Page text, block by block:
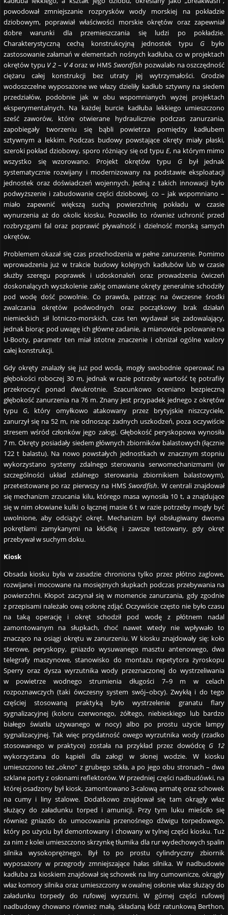
powodował zmniejszanie rozprysków wody morskiej na pokładzie
dziobowym, poprawiał właściwości morskie okrętów oraz zapewniał
dobre warunki dla przemieszczania się ludzi po pokładzie.
Charakterystyczną cechą konstrukcyjną jednostek typu Gbyło
zastosowanie załamań w elementach nośnych kadłuba, co w projektach
okrętów typu V 2 – V 4oraz w HMS Swordfish pozwalało na oszczędność
ciężaru całej konstrukcji bez utraty jej wytrzymałości. Grodzie
wodoszczelne wyposażone we włazy dzieliły kadłub sztywny na siedem
przedziałów, podobnie jak w obu wspomnianych wyżej projektach
eksperymentalnych. Na każdej burcie kadłuba lekkiego umieszczono
sześć zaworów, które otwierane hydraulicznie podczas zanurzania,
zapobiegały tworzeniu się bąbli powietrza pomiędzy kadłubem
sztywnym a lekkim. Podczas budowy powstające okręty miały płaski,
szeroki pokład dziobowy, sporo różniący się od typu E, na którym mimo
wszystko się wzorowano. Projekt okrętów typu Gbył jednak
systematycznie rozwijany i modernizowany na podstawie eksploatacji
jednostek oraz doświadczeń wojennych. Jedną z takich innowacji było
podwyższenie i zabudowanie części dziobowej, co – jak wspomniano –
miało zapewnić większą suchą powierzchnię pokładu w czasie
wynurzenia aż do okolic kiosku. Pozwoliło to również uchronić przed
rozbryzgami fal oraz poprawić pływalność i dzielność morską samych
okrętów.
Problemem okazał się czas przechodzenia w pełne zanurzenie. Pomimo
wprowadzenia już w trakcie budowy kolejnych kadłubów lub w czasie
służby szeregu poprawek i udoskonaleń oraz prowadzenia ćwiczeń
doskonalących wyszkolenie załóg omawiane okręty generalnie schodziły
pod wodę dość powolnie. Co prawda, patrząc na ówczesne środki
zwalczania okrętów podwodnych oraz początkowy brak działań
niemieckich sił lotniczo-morskich, czas ten wydawał się zadowalający,
jednak biorąc pod uwagę ich główne zadanie, a mianowicie polowanie na
U-Booty, parametr ten miał istotne znaczenie i obniżał ogólne walory
całej konstrukcji.
Gdy okręty znalazły się już pod wodą, mogły swobodnie operować na
głębokości roboczej 30 m, jednak w razie potrzeby wartość tę potrafiły
przekroczyć ponad dwukrotnie. Szacunkowo oceniano bezpieczną
głębokość zanurzenia na 76 m. Znany jest przypadek jednego z okrętów
typu G, który omyłkowo atakowany przez brytyjskie niszczyciele,
zanurzył się na 52 m, nie odnosząc żadnych uszkodzeń, poza oczywiście
stresem wśród członków jego załogi. Głębokość peryskopowa wynosiła
7 m. Okręty posiadały siedem głównych zbiorników balastowych (łącznie
122 t balastu). Na nowo powstałych jednostkach w znacznym stopniu
wykorzystano systemy zdalnego sterowania serwomechanizmami (w
szczególności układ zdalnego sterowania zbiornikiem balastowym),
przetestowane po raz pierwszy na HMSSwordfish. W centrali znajdował
się mechanizm zrzucania kilu, którego masa wynosiła 10 t, a znajdujące
się w nim ołowiane kulki o łącznej masie 6 t w razie potrzeby mogły być
uwolnione, aby odciążyć okręt. Mechanizm był obsługiwany dwoma
pokrętłami zamykanymi na kłódkę i zawsze testowany, gdy okręt
przebywał w suchym doku.
Kiosk
Obsada kiosku była w zasadzie chroniona tylko przez płótno żaglowe,
rozwijane i mocowane na mosiężnych słupkach podczas przebywania na
powierzchni. Kłopot zaczynał się w momencie zanurzania, gdy zgodnie
z przepisami należało ową osłonę zdjąć. Oczywiście często nie było czasu
na taką operację i okręt schodził pod wodę z płótnem nadal
zamontowanym na słupkach, choć nawet wtedy nie wpływało to
znacząco na osiągi okrętu w zanurzeniu. W kiosku znajdowały się: koło
sterowe, peryskopy, gniazdo wysuwanego masztu antenowego, dwa
telegrafy maszynowe, stanowisko do montażu repetytora żyroskopu
Sperry oraz dysza wyrzutnika wody przeznaczonej do wystrzeliwania
w powietrze wodnego strumienia długości 7–9 m w celach
rozpoznawczych (taki ówczesny system swój–obcy). Zwykłą i do tego
częściej stosowaną praktyką było wystrzelenie granatu flary
sygnalizacyjnej (koloru czerwonego, żółtego, niebieskiego lub bardzo
białego światła używanego w nocy) albo po prostu użycie lampy
sygnalizacyjnej. Tak więc przydatność owego wyrzutnika wody (rzadko
stosowanego w praktyce) została na przykład przez dowódcę G 12
wykorzystana do kąpieli dla załogi w słonej wodzie. W kiosku
umieszczono też „okno” z grubego szkła, a po jego obu stronach – dwa
szklane porty z osłonami reflektorów. W przedniej części nadbudówki, na
której osadzony był kiosk, zamontowano 3-calową armatę oraz schowek
na cumy i liny stalowe. Dodatkowo znajdował się tam okrągły właz
służący do załadunku torped i amunicji. Przy tym luku mieściło się
również gniazdo do umocowania przenośnego dźwigu torpedowego,
który po użyciu był demontowany i chowany w tylnej części kiosku. Tuż
za nim z kolei umieszczono skrzynkę tłumika dla rur wydechowych spalin
silnika wysokoprężnego. Był to po prostu cylindryczny zbiornik
wyposażony w przegrody zmniejszające hałas silnika. W nadbudowie
kadłuba za kioskiem znajdował się schowek na liny cumownicze, okrągły
właz komory silnika oraz umieszczony w owalnej osłonie właz służący do
załadunku torpedy do rufowej wyrzutni. W górnej części rufowej
nadbudowy chowano również małą, składaną łódź ratunkową Berthon,